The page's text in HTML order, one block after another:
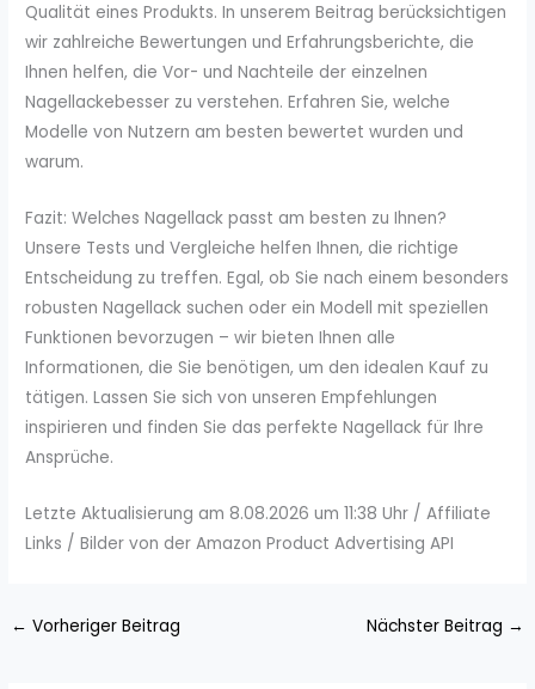
Qualität eines Produkts. In unserem Beitrag berücksichtigen
wir zahlreiche Bewertungen und Erfahrungsberichte, die
Ihnen helfen, die Vor- und Nachteile der einzelnen
Nagellackebesser zu verstehen. Erfahren Sie, welche
Modelle von Nutzern am besten bewertet wurden und
warum.
Fazit: Welches Nagellack passt am besten zu Ihnen?
Unsere Tests und Vergleiche helfen Ihnen, die richtige
Entscheidung zu treffen. Egal, ob Sie nach einem besonders
robusten Nagellack suchen oder ein Modell mit speziellen
Funktionen bevorzugen – wir bieten Ihnen alle
Informationen, die Sie benötigen, um den idealen Kauf zu
tätigen. Lassen Sie sich von unseren Empfehlungen
inspirieren und finden Sie das perfekte Nagellack für Ihre
Ansprüche.
Letzte Aktualisierung am 8.08.2026 um 11:38 Uhr / Affiliate
Links / Bilder von der Amazon Product Advertising API
← Vorheriger Beitrag Nächster Beitrag →